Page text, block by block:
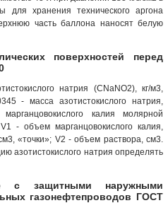
для хранения технического аргона
часть баллона наносят белую
поверхностей перед
натрия (СNaNO2), кг/м3,
- масса азотистокислого натрия,
калия молярной
- объем марганцовокислого калия,
«точки»; V2 - объем раствора, см3.
азотистокислого натрия определять
с защитными наружными
газонефтепроводов ГОСТ